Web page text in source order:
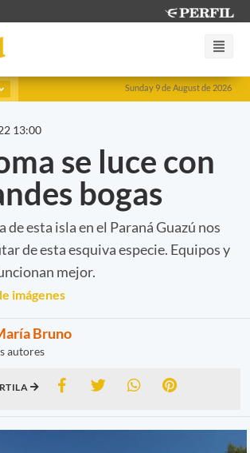
Sunday 9 de August de 2026
13:00
se luce con
bogas
de esta isla en el Paraná Guazú nos
de esta esquiva especie. Equipos y
mejor.
imágenes
Bruno
autores